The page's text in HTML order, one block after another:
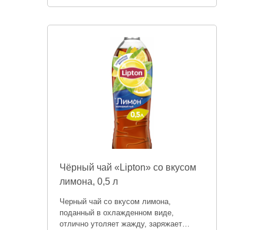
Чёрный чай «Lipton» со вкусом
лимона, 0,5 л
Черный чай со вкусом лимона,
поданный в охлажденном виде,
отлично утоляет жажду, заряжает